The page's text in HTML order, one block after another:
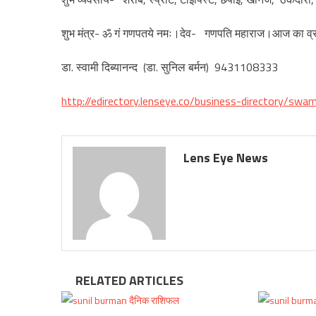
शुभ मंत्र- ॐ गं गणपतये नमः।देव- गणपति महाराज।आज का
डा. स्वामी दिब्यानन्द (डा. सुनिल बर्मन) 9431108333
http://edirectory.lenseye.co/business-directory/
Lens Eye News
RELATED ARTICLES